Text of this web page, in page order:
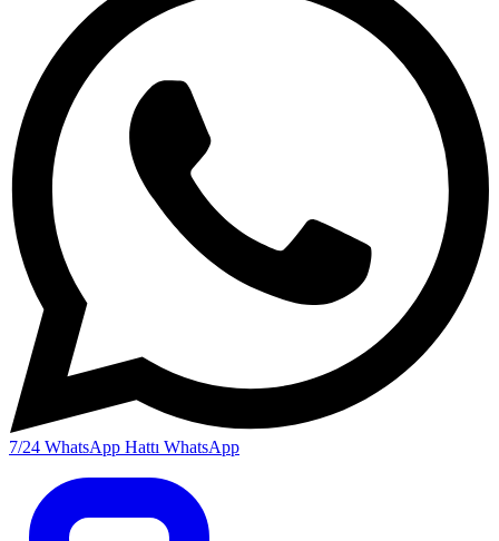
7/24 WhatsApp Hattı WhatsApp